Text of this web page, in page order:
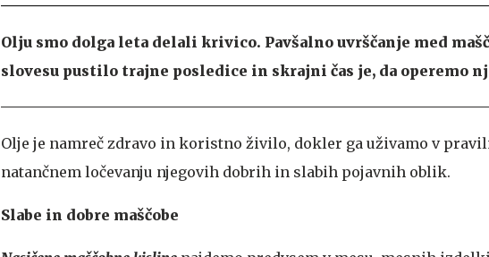
Olju smo dolga leta delali krivico. Pavšalno uvrščanje med
slovesu pustilo trajne posledice in skrajni čas je, da operemo
Olje je namreč zdravo in koristno živilo, dokler ga uživamo v
natančnem ločevanju njegovih dobrih in slabih pojavnih oblik.
Slabe in dobre maščobe